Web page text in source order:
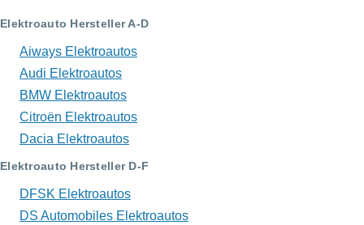
Elektroauto Hersteller A-D
Aiways Elektroautos
Audi Elektroautos
BMW Elektroautos
Citroën Elektroautos
Dacia Elektroautos
Elektroauto Hersteller D-F
DFSK Elektroautos
DS Automobiles Elektroautos